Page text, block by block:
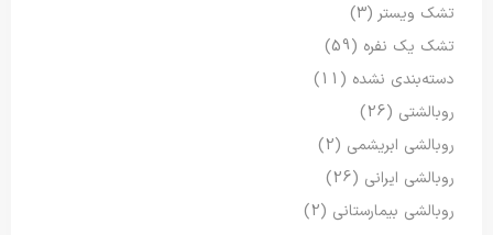
تشک ویستر (3)
تشک یک نفره (59)
دسته‌بندی نشده (11)
روبالشتی (26)
روبالشی ابریشمی (2)
روبالشی ایرانی (26)
روبالشی بیمارستانی (2)